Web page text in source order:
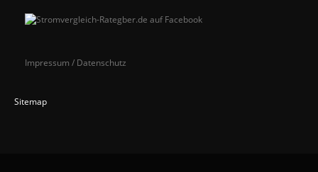
Impressum / Datenschutz
Sitemap